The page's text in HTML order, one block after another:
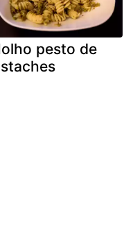
pesto de